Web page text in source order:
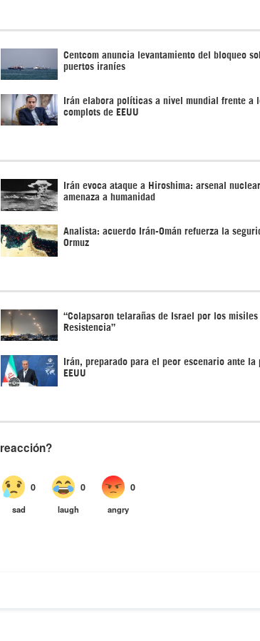
Centcom anuncia levantamiento del bloqueo
puertos iraníes
Irán elabora políticas a nivel mundial frente a
complots de EEUU
Irán evoca ataque a Hiroshima: arsenal nuclear
amenaza a humanidad
Analista: acuerdo Irán-Omán refuerza la
Ormuz
“Colapsaron telarañas de Israel por los misiles
Resistencia”
Irán, preparado para el peor escenario ante la
EEUU